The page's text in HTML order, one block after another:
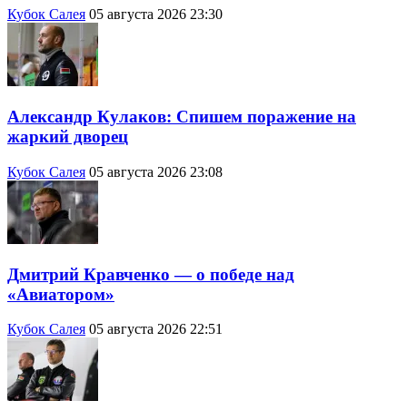
Кубок Салея 05 августа 2026 23:30
Александр Кулаков: Спишем поражение на
жаркий дворец
Кубок Салея 05 августа 2026 23:08
Дмитрий Кравченко — о победе над
«Авиатором»
Кубок Салея 05 августа 2026 22:51